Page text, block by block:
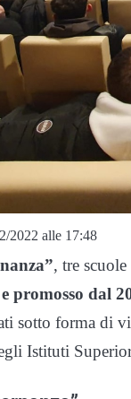
2022 alle 17:48
, tre
promosso dal
sotto forma di
Istituti